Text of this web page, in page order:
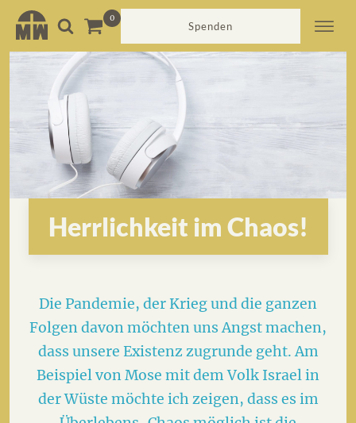
Spenden
Herrlichkeit im Chaos!
Die Pandemie, der Krieg und die ganzen
Folgen davon möchten uns Angst machen,
dass unsere Existenz zugrunde geht. Am
Beispiel von Mose mit dem Volk Israel in
der Wüste möchte ich zeigen, dass es im